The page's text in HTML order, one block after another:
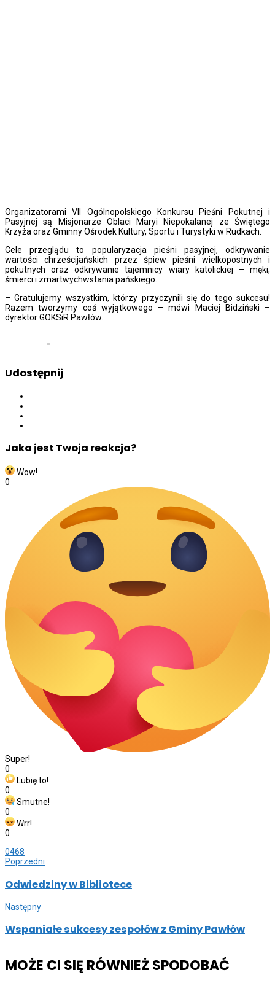
Organizatorami VII Ogólnopolskiego Konkursu Pieśni Pokutnej i
Pasyjnej są Misjonarze Oblaci Maryi Niepokalanej ze Świętego
Krzyża oraz Gminny Ośrodek Kultury, Sportu i Turystyki w Rudkach.
Cele przeglądu to popularyzacja pieśni pasyjnej, odkrywanie
wartości chrześcijańskich przez śpiew pieśni wielkopostnych i
pokutnych oraz odkrywanie tajemnicy wiary katolickiej – męki,
śmierci i zmartwychwstania pańskiego.
– Gratulujemy wszystkim, którzy przyczynili się do tego sukcesu!
Razem tworzymy coś wyjątkowego – mówi Maciej Bidziński –
dyrektor GOKSiR Pawłów.
Udostępnij
Jaka jest Twoja reakcja?
Wow!
0
Super!
0
Lubię to!
0
Smutne!
0
Wrr!
0
0468
Poprzedni
Odwiedziny w Bibliotece
Następny
Wspaniałe sukcesy zespołów z Gminy Pawłów
MOŻE CI SIĘ RÓWNIEŻ SPODOBAĆ